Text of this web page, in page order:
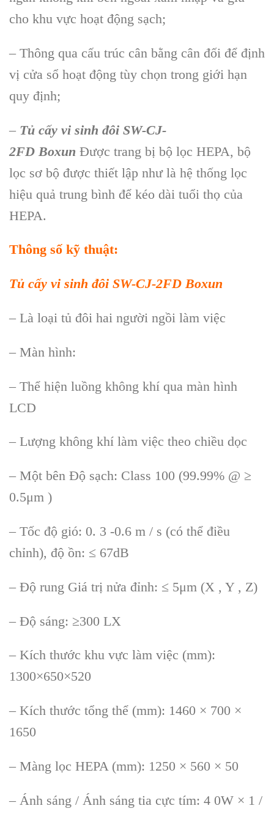
cho khu vực hoạt động sạch;
– Thông qua cấu trúc cân bằng cân đối để định
vị cửa sổ hoạt động tùy chọn trong giới hạn
quy định;
– Tủ cấy vi sinh đôi SW-CJ-
2FD Boxun Được trang bị bộ lọc HEPA, bộ
lọc sơ bộ được thiết lập như là hệ thống lọc
hiệu quả trung bình để kéo dài tuổi thọ của
HEPA.
Thông số kỹ thuật:
Tủ cấy vi sinh đôi SW-CJ-2FDBoxun
– Là loại tủ đôi hai người ngồi làm việc
– Màn hình:
– Thể hiện luồng không khí qua màn hình
LCD
– Lượng không khí làm việc theo chiều dọc
– Một bên Độ sạch: Class 100 (99.99% @ ≥
0.5μm )
– Tốc độ gió: 0. 3 -0.6 m / s (có thể điều
chỉnh), độ ồn: ≤ 67dB
– Độ rung Giá trị nửa đỉnh: ≤ 5μm (X , Y , Z)
– Độ sáng: ≥300 LX
– Kích thước khu vực làm việc (mm):
1300×650×520
– Kích thước tổng thể (mm): 1460 × 700 ×
1650
– Màng lọc HEPA (mm): 1250 × 560 × 50
– Ánh sáng / Ánh sáng tia cực tím: 4 0W × 1 /